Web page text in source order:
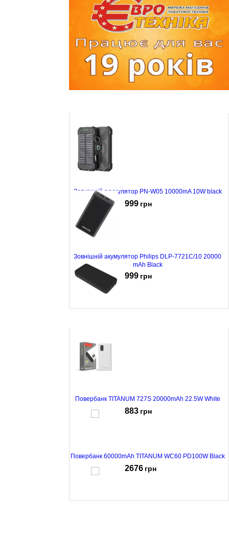
Зовнішній акумулятор PN-W05 10000mA 10W black
999 грн
Зовнішній акумулятор Philips DLP-7721C/10 20000
mAh Black
999 грн
Повербанк TITANUM 727S 20000mAh 22.5W White
883 грн
Повербанк 60000mAh TITANUM WC60 PD100W Black
2676 грн